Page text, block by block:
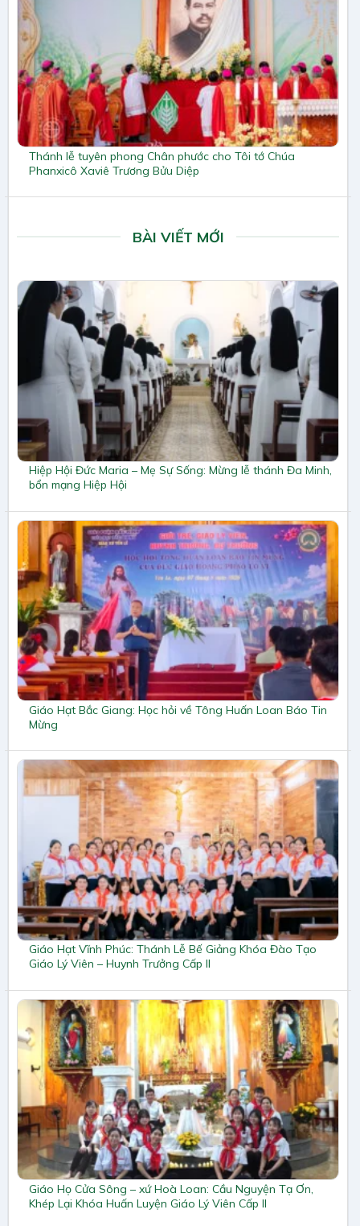
Thánh lễ tuyên phong Chân phước cho Tôi tớ Chúa
Phanxicô Xaviê Trương Bửu Diệp
BÀI VIẾT MỚI
Hiệp Hội Đức Maria – Mẹ Sự Sống: Mừng lễ thánh Đa Minh,
bổn mạng Hiệp Hội
Giáo Hạt Bắc Giang: Học hỏi về Tông Huấn Loan Báo Tin
Mừng
Giáo Hạt Vĩnh Phúc: Thánh Lễ Bế Giảng Khóa Đào Tạo
Giáo Lý Viên – Huynh Trưởng Cấp II
Giáo Họ Cửa Sông – xứ Hoà Loan: Cầu Nguyện Tạ Ơn,
Khép Lại Khóa Huấn Luyện Giáo Lý Viên Cấp II